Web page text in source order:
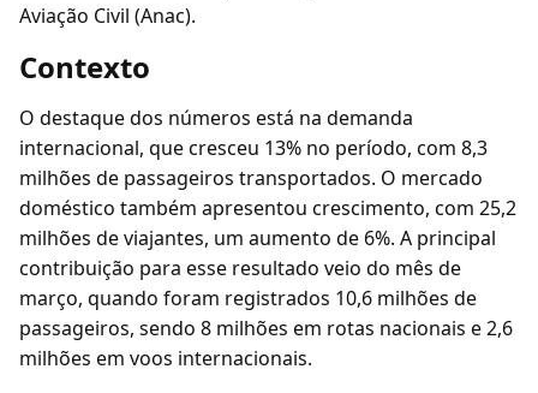
Aviação Civil (Anac).
Contexto
O destaque dos números está na demanda
internacional, que cresceu 13% no período, com 8,3
milhões de passageiros transportados. O mercado
doméstico também apresentou crescimento, com 25,2
milhões de viajantes, um aumento de 6%. A principal
contribuição para esse resultado veio do mês de
março, quando foram registrados 10,6 milhões de
passageiros, sendo 8 milhões em rotas nacionais e 2,6
milhões em voos internacionais.